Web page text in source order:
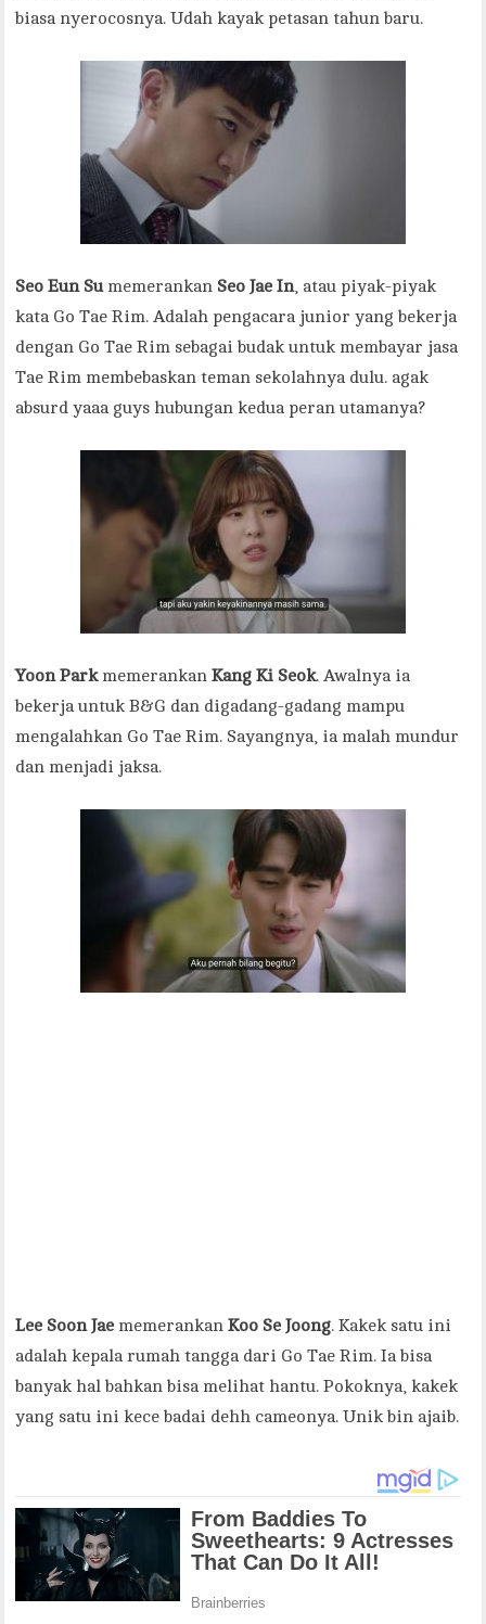
biasa nyerocosnya. Udah kayak petasan tahun baru.
Seo Eun Sumemerankan Seo Jae In, atau piyak-piyak
kata Go Tae Rim. Adalah pengacara junior yang bekerja
dengan Go Tae Rim sebagai budak untuk membayar jasa
Tae Rim membebaskan teman sekolahnya dulu. agak
absurd yaaa guys hubungan kedua peran utamanya?
Yoon ParkmemerankanKang Ki Seok. Awalnya ia
bekerja untuk B&G dan digadang-gadang mampu
mengalahkan Go Tae Rim. Sayangnya, ia malah mundur
dan menjadi jaksa.
Lee Soon Jae memerankanKoo Se Joong. Kakek satu ini
adalah kepala rumah tangga dari Go Tae Rim. Ia bisa
banyak hal bahkan bisa melihat hantu. Pokoknya, kakek
yang satu ini kece badai dehh cameonya. Unik bin ajaib.